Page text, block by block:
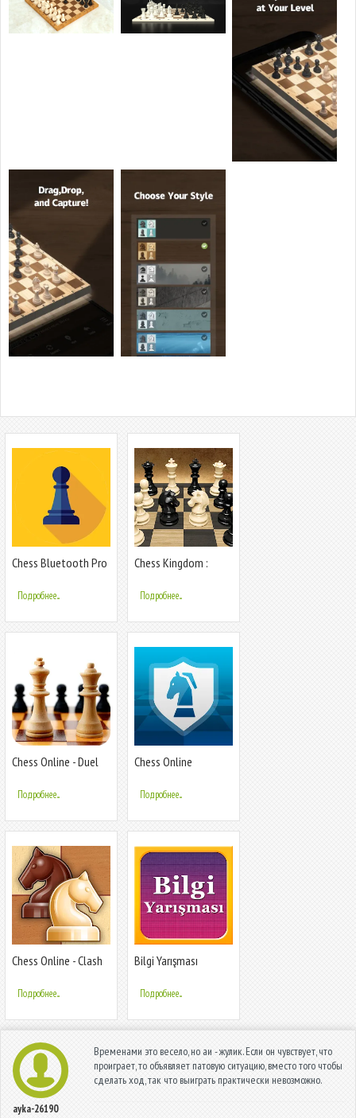
Chess Bluetooth Pro
Подробнее...
Chess Kingdom :
Подробнее...
Chess Online - Duel
Подробнее...
Chess Online
Подробнее...
Chess Online - Clash
Подробнее...
Bilgi Yarışması
Подробнее...
ayka-26190
Временами это весело, но аи - жулик. Если он чувствует, что
проиграет, то объявляет патовую ситуацию, вместо того чтобы
сделать ход, так что выиграть практически невозможно.